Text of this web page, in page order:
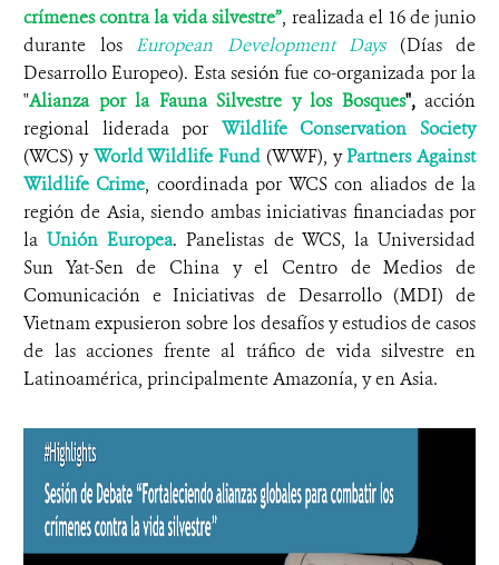
crímenes contra la vida silvestre”, realizada el 16 de junio
durante los European Development Days(Días de
Desarrollo Europeo). Esta sesión fue co-organizada por la
"Alianza por la Fauna Silvestre y los Bosques", acción
regional liderada por Wildlife Conservation Society
(WCS) yWorld Wildlife Fund (WWF), yPartners Against
Wildlife Crime, coordinada por WCS con aliados de la
región de Asia, siendo ambas iniciativas financiadas por
laUnión Europea. Panelistas de WCS, la Universidad
Sun Yat-Sen de China y el Centro de Medios de
Comunicación e Iniciativas de Desarrollo (MDI) de
Vietnam expusieron sobre los desafíos y estudios de casos
de las acciones frente al tráfico de vida silvestre en
Latinoamérica, principalmente Amazonía, y en Asia.